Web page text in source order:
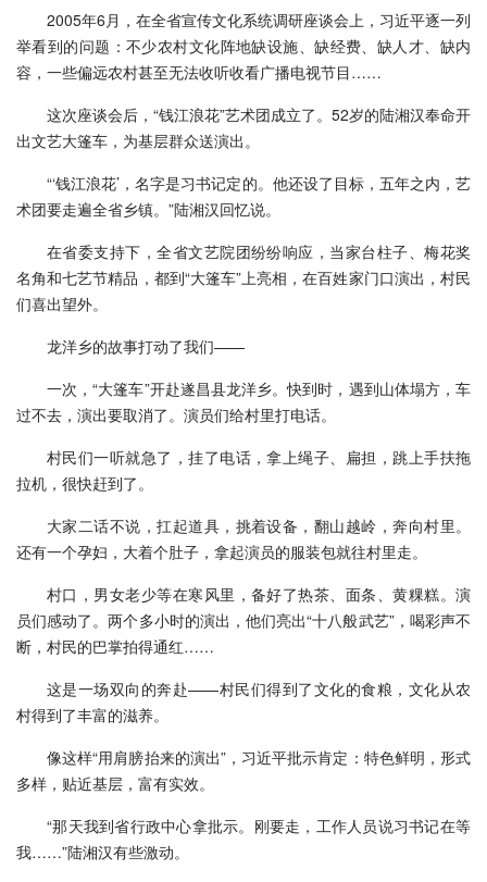
2005年6月，在全省宣传文化系统调研座谈会上，习近平逐一列
举看到的问题：不少农村文化阵地缺设施、缺经费、缺人才、缺内
容，一些偏远农村甚至无法收听收看广播电视节目……
这次座谈会后，“钱江浪花”艺术团成立了。52岁的陆湘汉奉命开
出文艺大篷车，为基层群众送演出。
“‘钱江浪花’，名字是习书记定的。他还设了目标，五年之内，艺
术团要走遍全省乡镇。”陆湘汉回忆说。
在省委支持下，全省文艺院团纷纷响应，当家台柱子、梅花奖
名角和七艺节精品，都到“大篷车”上亮相，在百姓家门口演出，村民
们喜出望外。
龙洋乡的故事打动了我们——
一次，“大篷车”开赴遂昌县龙洋乡。快到时，遇到山体塌方，车
过不去，演出要取消了。演员们给村里打电话。
村民们一听就急了，挂了电话，拿上绳子、扁担，跳上手扶拖
拉机，很快赶到了。
大家二话不说，扛起道具，挑着设备，翻山越岭，奔向村里。
还有一个孕妇，大着个肚子，拿起演员的服装包就往村里走。
村口，男女老少等在寒风里，备好了热茶、面条、黄粿糕。演
员们感动了。两个多小时的演出，他们亮出“十八般武艺”，喝彩声不
断，村民的巴掌拍得通红……
这是一场双向的奔赴——村民们得到了文化的食粮，文化从农
村得到了丰富的滋养。
像这样“用肩膀抬来的演出”，习近平批示肯定：特色鲜明，形式
多样，贴近基层，富有实效。
“那天我到省行政中心拿批示。刚要走，工作人员说习书记在等
我……”陆湘汉有些激动。